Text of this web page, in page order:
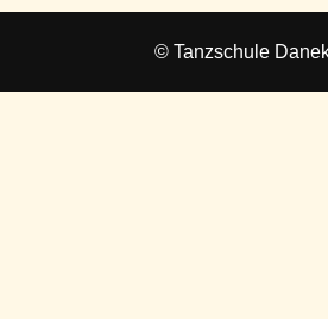
© Tanzschule